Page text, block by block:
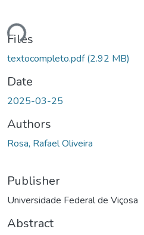
Loading...
Files
textocompleto.pdf(2.92 MB)
Date
2025-03-25
Authors
Rosa, Rafael Oliveira
Publisher
Universidade Federal de Viçosa
Abstract